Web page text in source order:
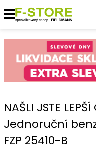
NAŠLI JSTE
Jednoruční
FZP 25410-B